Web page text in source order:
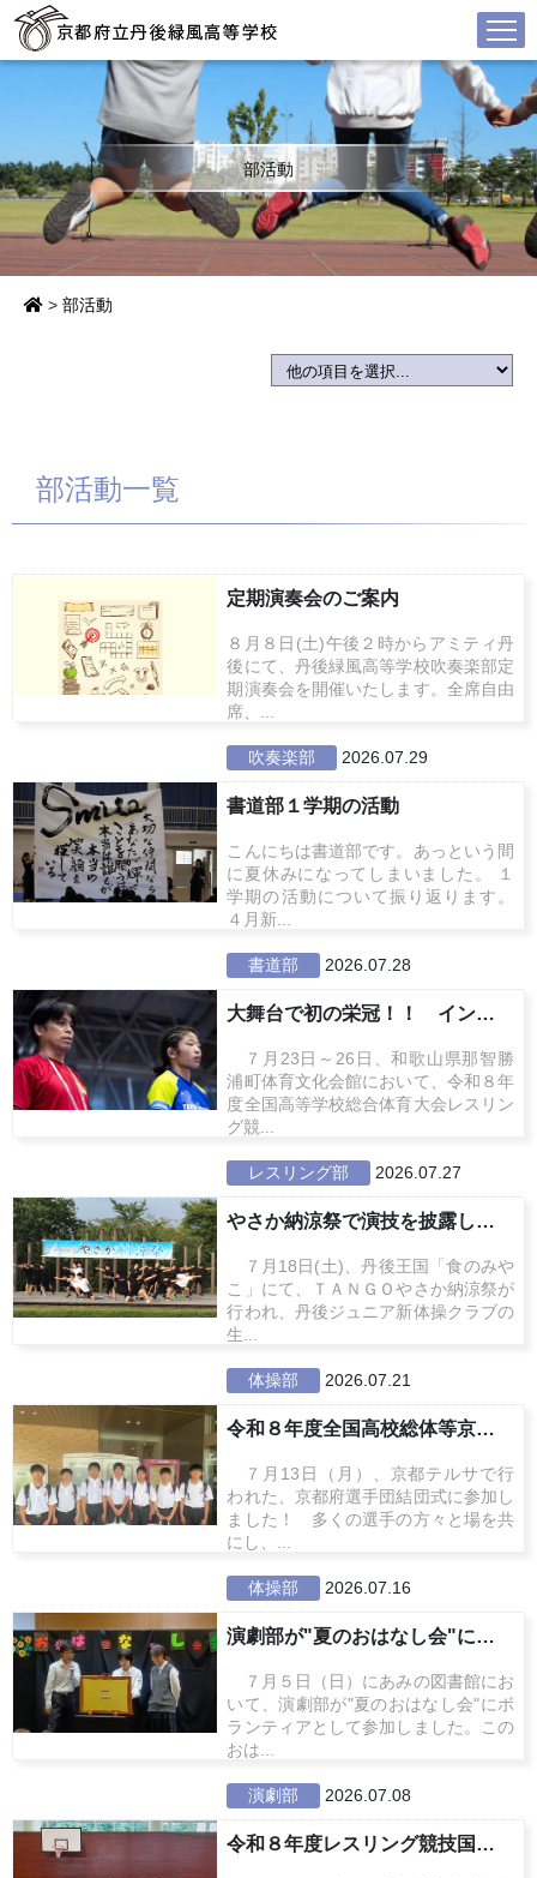
部活動
> 部活動
部活動一覧
定期演奏会のご案内
８月８日(土)午後２時からアミティ丹
後にて、丹後緑風高等学校吹奏楽部定
期演奏会を開催いたします。全席自由
席、...
吹奏楽部 2026.07.29
書道部１学期の活動
こんにちは書道部です。あっという間
に夏休みになってしまいました。 １
学期の活動について振り返ります。
４月新...
書道部 2026.07.28
大舞台で初の栄冠！！ インターハ...
７月23日～26日、和歌山県那智勝
浦町体育文化会館において、令和８年
度全国高等学校総合体育大会レスリン
グ競...
レスリング部 2026.07.27
やさか納涼祭で演技を披露しました...
７月18日(土)、丹後王国「食のみや
こ」にて、ＴＡＮＧＯやさか納涼祭が
行われ、丹後ジュニア新体操クラブの
生...
体操部 2026.07.21
令和８年度全国高校総体等京都府選...
７月13日（月）、京都テルサで行
われた、京都府選手団結団式に参加し
ました！ 多くの選手の方々と場を共
にし、...
体操部 2026.07.16
演劇部が"夏のおはなし会"に参加...
７月５日（日）にあみの図書館にお
いて、演劇部が"夏のおはなし会"にボ
ランティアとして参加しました。この
おは...
演劇部 2026.07.08
令和８年度レスリング競技国民スポ...